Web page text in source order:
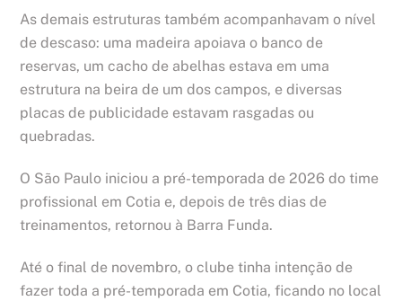
As demais estruturas também acompanhavam o nível
de descaso: uma madeira apoiava o banco de
reservas, um cacho de abelhas estava em uma
estrutura na beira de um dos campos, e diversas
placas de publicidade estavam rasgadas ou
quebradas.
O São Paulo iniciou a pré-temporada de 2026 do time
profissional em Cotia e, depois de três dias de
treinamentos, retornou à Barra Funda.
Até o final de novembro, o clube tinha intenção de
fazer toda a pré-temporada em Cotia, ficando no local